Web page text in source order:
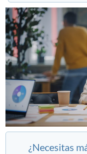
¿Necesitas